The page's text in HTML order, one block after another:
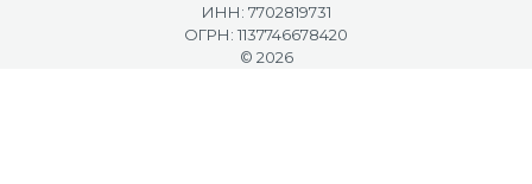
ИНН: 7702819731
ОГРН: 1137746678420
© 2026